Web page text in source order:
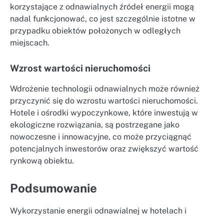
korzystające z odnawialnych źródeł energii mogą
nadal funkcjonować, co jest szczególnie istotne w
przypadku obiektów położonych w odległych
miejscach.
Wzrost wartości nieruchomości
Wdrożenie technologii odnawialnych może również
przyczynić się do wzrostu wartości nieruchomości.
Hotele i ośrodki wypoczynkowe, które inwestują w
ekologiczne rozwiązania, są postrzegane jako
nowoczesne i innowacyjne, co może przyciągnąć
potencjalnych inwestorów oraz zwiększyć wartość
rynkową obiektu.
Podsumowanie
Wykorzystanie energii odnawialnej w hotelach i